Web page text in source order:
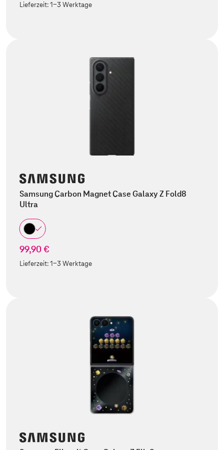
Lieferzeit:1-3 Werktage
Samsung Carbon Magnet Case Galaxy Z Fold8
Ultra
99,90 €
Lieferzeit:1-3 Werktage